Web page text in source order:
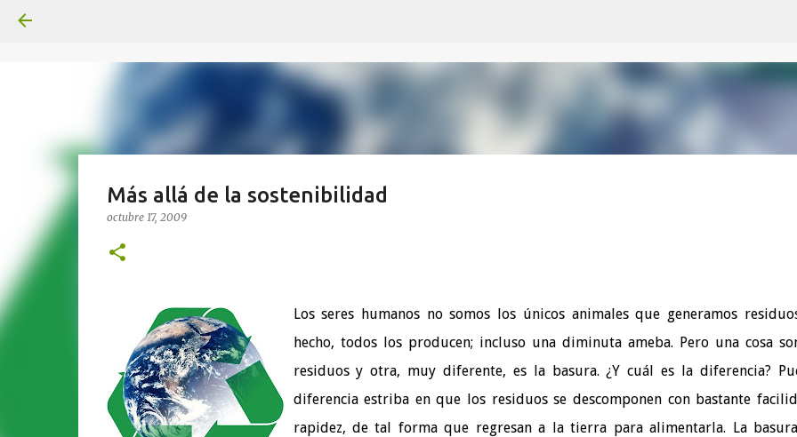
Más allá de la sostenibilidad
octubre 17, 2009
Los seres humanos no somos los únicos animales que generamos
hecho, todos los producen; incluso una diminuta ameba. Pero una cosa
residuos y otra, muy diferente, es la basura. ¿Y cuál es la diferencia?
diferencia estriba en que los residuos se descomponen con bastante
rapidez, de tal forma que regresan a la tierra para alimentarla. La